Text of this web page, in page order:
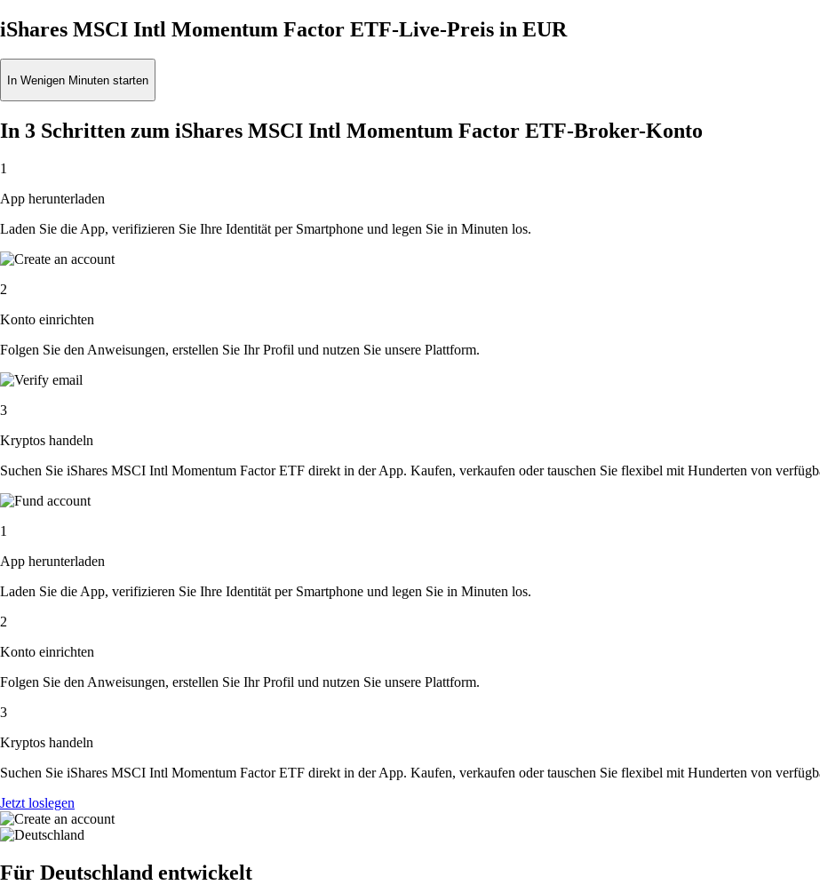
iShares MSCI Intl Momentum Factor ETF-Live-Preis in EUR
In Wenigen Minuten starten
In 3 Schritten zum iShares MSCI Intl Momentum Factor ETF-Broker-Konto
1
App herunterladen
Laden Sie die App, verifizieren Sie Ihre Identität per Smartphone und legen Sie in Minuten los.
2
Konto einrichten
Folgen Sie den Anweisungen, erstellen Sie Ihr Profil und nutzen Sie unsere Plattform.
3
Kryptos handeln
Suchen Sie iShares MSCI Intl Momentum Factor ETF direkt in der App. Kaufen, verkaufen oder tauschen Sie flexibel mit Hunderten von
1
App herunterladen
Laden Sie die App, verifizieren Sie Ihre Identität per Smartphone und legen Sie in Minuten los.
2
Konto einrichten
Folgen Sie den Anweisungen, erstellen Sie Ihr Profil und nutzen Sie unsere Plattform.
3
Kryptos handeln
Suchen Sie iShares MSCI Intl Momentum Factor ETF direkt in der App. Kaufen, verkaufen oder tauschen Sie flexibel mit Hunderten von
Jetzt loslegen
Für Deutschland entwickelt